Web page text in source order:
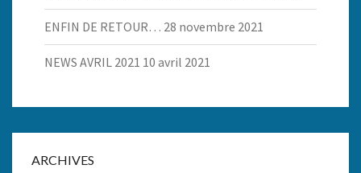
ENFIN DE RETOUR… 28 novembre 2021
NEWS AVRIL 2021 10 avril 2021
ARCHIVES